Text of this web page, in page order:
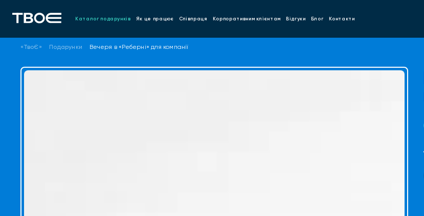
Каталог подарунків Як це працює Співпраця Корпоративним клієнтам Відгуки Блог Контакти
«ТвоЄ» Подарунки Вечеря в «Реберні» для компанії